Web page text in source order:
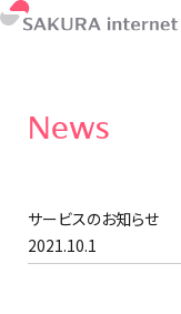
News
サービスのお知らせ
2021.10.1